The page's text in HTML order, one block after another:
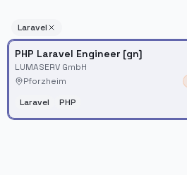
Laravel
PHP Laravel Engineer [gn]
LUMASERV GmbH
Pforzheim
Laravel PHP